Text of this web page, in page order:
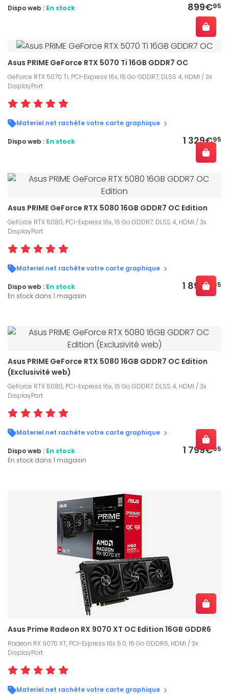
899€95
Dispo web : En stock
Asus PRIME GeForce RTX 5070 Ti 16GB GDDR7 OC
GeForce RTX 5070 Ti, PCI-Express 16x, 16 Go GDDR7, DLSS 4, HDMI / 3x
DisplayPort
Materiel.net rachète votre carte graphique
1 329€95
Dispo web : En stock
Asus PRIME GeForce RTX 5080 16GB GDDR7 OC Edition
GeForce RTX 5080, PCI-Express 16x, 16 Go GDDR7, DLSS 4, HDMI / 3x
DisplayPort
Materiel.net rachète votre carte graphique
1 899€ 95
Dispo web : En stock
En stock dans 1 magasin
Asus PRIME GeForce RTX 5080 16GB GDDR7 OC Edition
(Exclusivité web)
GeForce RTX 5080, PCI-Express 16x, 16 Go GDDR7, DLSS 4, HDMI / 3x
DisplayPort
Materiel.net rachète votre carte graphique
1 799€95
Dispo web : En stock
En stock dans 1 magasin
Asus Prime Radeon RX 9070 XT OC Edition 16GB GDDR6
Radeon RX 9070 XT, PCI-Express 16x 5.0, 16 Go GDDR6, HDMI / 3x
DisplayPort
Materiel.net rachète votre carte graphique